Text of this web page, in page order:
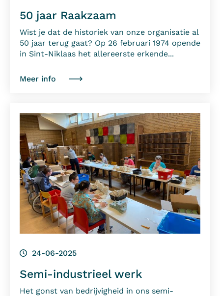
50 jaar Raakzaam
Wist je dat de historiek van onze organisatie al
50 jaar terug gaat? Op 26 februari 1974 opende
in Sint-Niklaas het allereerste erkende...
Meer info
24-06-2025
Semi-industrieel werk
Het gonst van bedrijvigheid in ons semi-